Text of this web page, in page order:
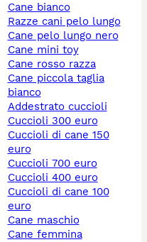
cane bianco
razze cani pelo lungo
cane pelo lungo nero
cane mini toy
cane rosso razza
cane piccola taglia
bianco
addestrato cuccioli
cuccioli 300 euro
cuccioli di cane 150
euro
cuccioli 700 euro
cuccioli 400 euro
cuccioli di cane 100
euro
cane maschio
cane femmina